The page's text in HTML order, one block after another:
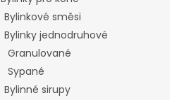
Bylinkové směsi
Bylinky jednodruhové
Granulované
Sypané
Bylinné sirupy